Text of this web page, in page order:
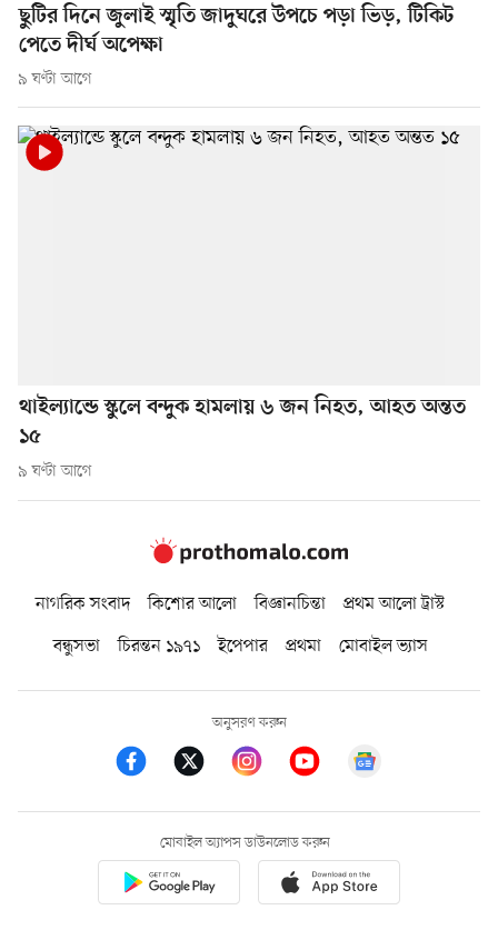
ছুটির দিনে জুলাই স্মৃতি জাদুঘরে উপচে পড়া ভিড়, টিকিট
পেতে দীর্ঘ অপেক্ষা
৯ ঘণ্টা আগে
থাইল্যান্ডে স্কুলে বন্দুক হামলায় ৬ জন নিহত, আহত অন্তত
১৫
৯ ঘণ্টা আগে
নাগরিক সংবাদ কিশোর আলো বিজ্ঞানচিন্তা
প্রথম আলো ট্রাস্ট
বন্ধুসভা
চিরন্তন ১৯৭১ ইপেপার প্রথমা মোবাইল ভ্যাস
অনুসরণ করুন
মোবাইল অ্যাপস ডাউনলোড করুন